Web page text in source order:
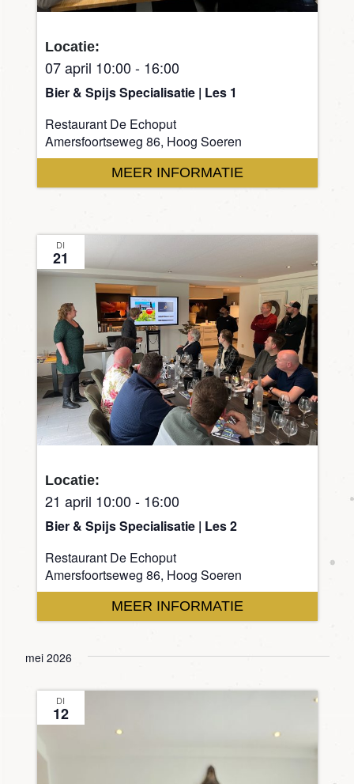
07 april 10:00 - 16:00
Bier & Spijs Specialisatie | Les 1
Locatie:
Restaurant De Echoput
Amersfoortseweg 86, Hoog Soeren
MEER INFORMATIE
DI
21
21 april 10:00 - 16:00
Bier & Spijs Specialisatie | Les 2
Locatie:
Restaurant De Echoput
Amersfoortseweg 86, Hoog Soeren
MEER INFORMATIE
mei 2026
DI
12